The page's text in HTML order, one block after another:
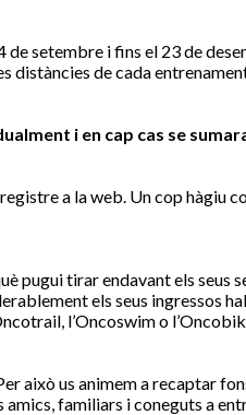
setembre i fins el 23 de
de cada
i en cap cas se
a la web. Un cop hàgiu
tirar endavant els seus
els seus
l’Oncoswim o l’Oncobike
això us animem a recaptar
familiars i coneguts a